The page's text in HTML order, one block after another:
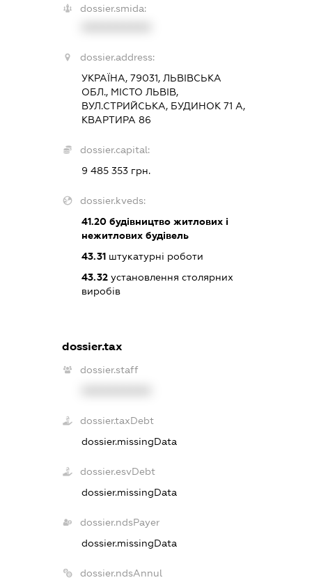
dossier.smida:
dossier.address:
УКРАЇНА, 79031, ЛЬВІВСЬКА
ОБЛ., МІСТО ЛЬВІВ,
ВУЛ.СТРИЙСЬКА, БУДИНОК 71 А,
КВАРТИРА 86
dossier.capital:
9 485 353 грн.
dossier.kveds:
41.20 будівництво житлових і
нежитлових будівель
43.31 штукатурні роботи
43.32 установлення столярних
виробів
dossier.tax
dossier.staff
dossier.taxDebt
dossier.missingData
dossier.esvDebt
dossier.missingData
dossier.ndsPayer
dossier.missingData
dossier.ndsAnnul